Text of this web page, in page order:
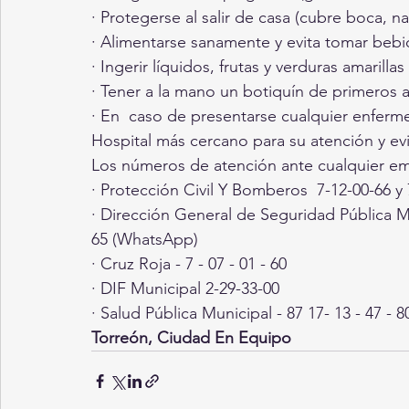
· Protegerse al salir de casa (cubre boca,
· Alimentarse sanamente y evita tomar
· Ingerir líquidos, frutas y verduras
· Tener a la mano un botiquín de primeros
· En  caso de presentarse cualquier
Hospital más cercano para su atención y
Los números de atención ante cualquier
· Protección Civil Y Bomberos  7-12-00-66
· Dirección General de Seguridad Pública
65 (WhatsApp)
· Cruz Roja - 7 - 07 - 01 - 60
· DIF Municipal 2-29-33-00
· Salud Pública Municipal - 87 17- 13 - 47 -
Torreón, Ciudad En Equipo